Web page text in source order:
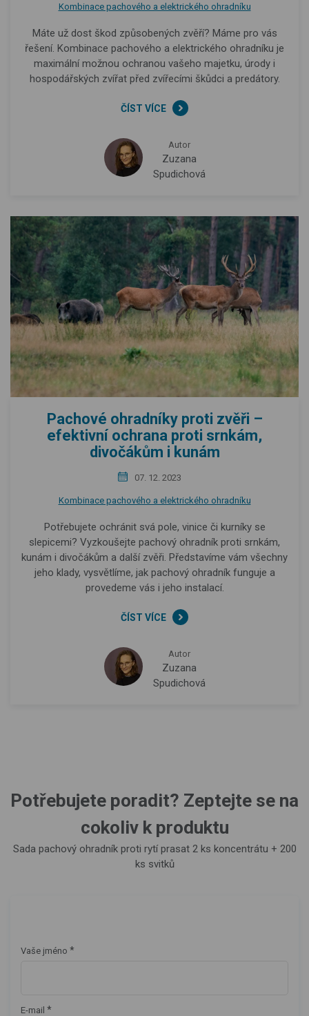
Kombinace pachového a elektrického ohradníku
Máte už dost škod způsobených zvěří? Máme pro vás
řešení. Kombinace pachového a elektrického ohradníku je
maximální možnou ochranou vašeho majetku, úrody i
hospodářských zvířat před zvířecími škůdci a predátory.
ČÍST VÍCE
Autor
Zuzana
Spudichová
Pachové ohradníky proti zvěři –
efektivní ochrana proti srnkám,
divočákům i kunám
07. 12. 2023
Kombinace pachového a elektrického ohradníku
Potřebujete ochránit svá pole, vinice či kurníky se
slepicemi? Vyzkoušejte pachový ohradník proti srnkám,
kunám i divočákům a další zvěři. Představíme vám všechny
jeho klady, vysvětlíme, jak pachový ohradník funguje a
provedeme vás i jeho instalací.
ČÍST VÍCE
Autor
Zuzana
Spudichová
Potřebujete poradit? Zeptejte se na
cokoliv k produktu
Sada pachový ohradník proti rytí prasat 2 ks koncentrátu + 200
ks svitků
Vaše jméno *
E-mail *